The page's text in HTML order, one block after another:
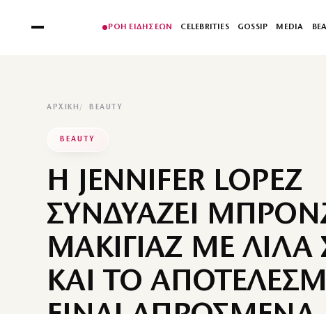
ΡΟΗ ΕΙΔΗΣΕΩΝ CELEBRITIES GOSSIP MEDIA
ΑΡΧΙΚΉ BEAUTY
BEAUTY
Η JENNIFER LOPEZ
ΣΥΝΔΥΑΖΕΙ
ΜΑΚΙΓΙΑΖ ΜΕ ΛΙΛΑ
ΚΑΙ ΤΟ